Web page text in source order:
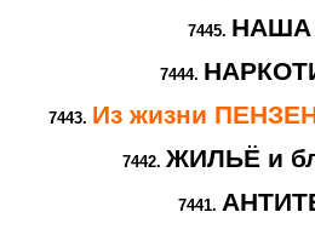
7445. НАША
7444.
7443. Из жизни
7442. ЖИЛЬЁ и
7441.